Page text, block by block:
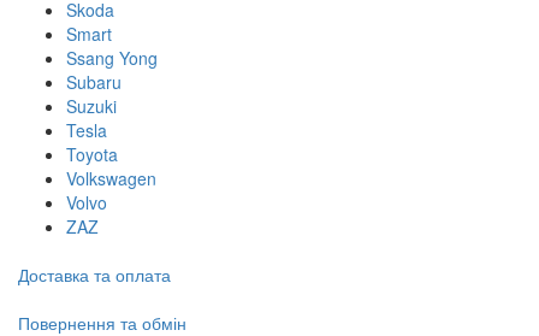
Skoda
Smart
Ssang Yong
Subaru
Suzuki
Tesla
Toyota
Volkswagen
Volvo
ZAZ
Доставка та оплата
Повернення та обмін